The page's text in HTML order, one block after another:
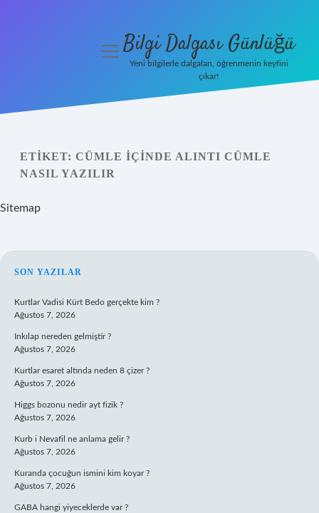
Yasal Uyarı
Hakkımızda
menüyüBilgi Dalgası Günlüğü
Yeni bilgilerle dalgalan, öğrenmenin keyfini
çıkar!
ETIKET: CÜMLE IÇINDE ALINTI CÜMLE
NASIL YAZILIR
Sitemap
SIDEBAR
SON YAZILAR
Kurtlar Vadisi Kürt Bedo gerçekte kim ?
Ağustos 7, 2026
Inkılap nereden gelmiştir ?
Ağustos 7, 2026
Kurtlar esaret altında neden 8 çizer ?
Ağustos 7, 2026
Higgs bozonu nedir ayt fizik ?
Ağustos 7, 2026
Kurb i Nevafil ne anlama gelir ?
Ağustos 7, 2026
Kuranda çocuğun ismini kim koyar ?
Ağustos 7, 2026
GABA hangi yiyeceklerde var ?